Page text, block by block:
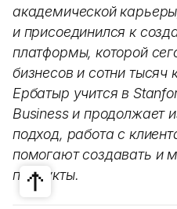
академической
и присоединился к
платформы, которой
бизнесов и сотни тысяч
Ербатыр учится в
Business и продолжает
подход, работа с
помогают создавать и
продукты.